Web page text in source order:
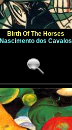
Birth Of The Horses
Nascimento dos Cavalos